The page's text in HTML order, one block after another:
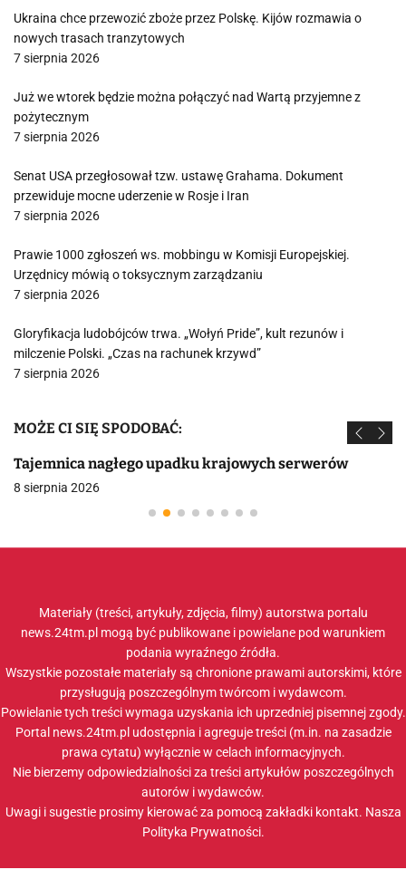
Ukraina chce przewozić zboże przez Polskę. Kijów rozmawia o
nowych trasach tranzytowych
7 sierpnia 2026
Już we wtorek będzie można połączyć nad Wartą przyjemne z
pożytecznym
7 sierpnia 2026
Senat USA przegłosował tzw. ustawę Grahama. Dokument
przewiduje mocne uderzenie w Rosje i Iran
7 sierpnia 2026
Prawie 1000 zgłoszeń ws. mobbingu w Komisji Europejskiej.
Urzędnicy mówią o toksycznym zarządzaniu
7 sierpnia 2026
Gloryfikacja ludobójców trwa. „Wołyń Pride”, kult rezunów i
milczenie Polski. „Czas na rachunek krzywd”
7 sierpnia 2026
MOŻE CI SIĘ SPODOBAĆ:
Tajemnica nagłego upadku krajowych serwerów
8 sierpnia 2026
Materiały (treści, artykuły, zdjęcia, filmy) autorstwa portalu
news.24tm.pl mogą być publikowane i powielane pod warunkiem
podania wyraźnego źródła.
Wszystkie pozostałe materiały są chronione prawami autorskimi, które
przysługują poszczególnym twórcom i wydawcom.
Powielanie tych treści wymaga uzyskania ich uprzedniej pisemnej zgody.
Portal news.24tm.pl udostępnia i agreguje treści (m.in. na zasadzie
prawa cytatu) wyłącznie w celach informacyjnych.
Nie bierzemy odpowiedzialności za treści artykułów poszczególnych
autorów i wydawców.
Uwagi i sugestie prosimy kierować za pomocą zakładki kontakt. Nasza
Polityka Prywatności.